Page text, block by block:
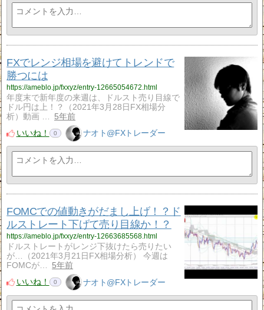
FXでレンジ相場を避けてトレンドで
勝つには
https://ameblo.jp/fxxyz/entry-12665054672.html
年度末で新年度の来週は、ドルスト売り目線で
ドル円は上！？（2021年3月28日FX相場分
析）動画 …
5年前
いいね！
0 ナオト@FXトレーダー
FOMCでの値動きがだまし上げ！？ド
ルストレート下げて売り目線か！？
https://ameblo.jp/fxxyz/entry-12663685568.html
ドルストレートがレンジ下抜けたら売りたい
が…（2021年3月21日FX相場分析） 今週は
FOMCが…
5年前
いいね！
0 ナオト@FXトレーダー